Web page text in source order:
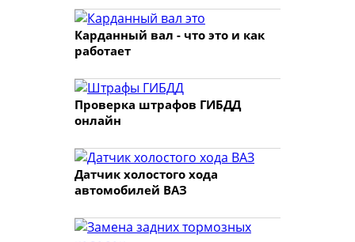
Карданный вал - что это и как
работает
Проверка штрафов ГИБДД
онлайн
Датчик холостого хода
автомобилей ВАЗ